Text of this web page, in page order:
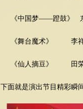
《中国梦——蹬鼓》 东
《舞台魔术》 李
《仙人摘豆》 田
下面就是演出节目精彩瞬